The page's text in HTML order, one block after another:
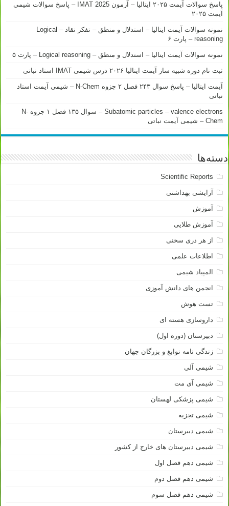
پاسخ سوالات آیمت ۲۰۲۵ ایتالیا – آزمون IMAT 2025 – پاسخ سوالات شیمی
آیمت ۲۰۲۵
نمونه سوالات آیمت ایتالیا – استدلال و منطق – تفکر نقاد – Logical
reasoning – پارت ۶
نمونه سوالات آیمت ایتالیا – استدلال و منطق – Logical reasoning – پارت ۵
ثبت نام دوره شبیه ساز آیمت ایتالیا ۲۰۲۶ درس شیمی IMAT استاد نباتی
آیمت ایتالیا – پاسخ سوال ۲۴۳ فصل ۲ جزوه N-Chem – شیمی آیمت استاد
نباتی
Subatomic particles – valence electrons – سوال ۱۳۵ فصل ۱ جزوه N-
Chem – شیمی آیمت نباتی
دسته‌ها
Scientific Reports
آرایشی بهداشتی
آموزش
آموزش طلایی
از هر دری سخنی
اطلاعات علمی
المپیاد شیمی
انجمن های دانش آموزی
تست هوش
داروسازی هسته ای
دبیرستان (دوره اول)
زندگی نامه نوابغ و بزرگان جهان
شیمی آلی
شیمی آی مت
شیمی پزشکی لهستان
شیمی تجزیه
شیمی دبیرستان
شیمی دبیرستان های خارج از کشور
شیمی دهم فصل اول
شیمی دهم فصل دوم
شیمی دهم فصل سوم